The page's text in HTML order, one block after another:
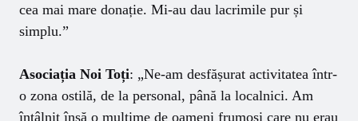
cea mai mare donație. Mi-au dau lacrimile pur și
simplu.”
Asociația Noi Toți: „Ne-am desfășurat activitatea într-
o zona ostilă, de la personal, până la localnici. Am
întâlnit însă o mulțime de oameni frumoși care nu erau